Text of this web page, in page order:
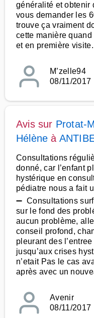
généralité et obtenir
vous demander les
trouve ça vraiment
cette manière
et en première visite.
M’zelle94
08/11/2017
Avis sur Protat-
Hélène à
Consultations
donné, car l’enfant
hystérique en
pédiatre nous a fait
➖ Consultations
sur le fond des
aucun problème,
conseil profond,
pleurant des
jusqu’aux crises
n’etait Pas le cas
après avec un
Avenir
08/11/2017